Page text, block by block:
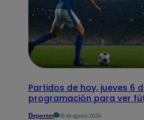
Partidos de hoy, jueves 6
programación para ver
Deportes 06 de agosto 2026